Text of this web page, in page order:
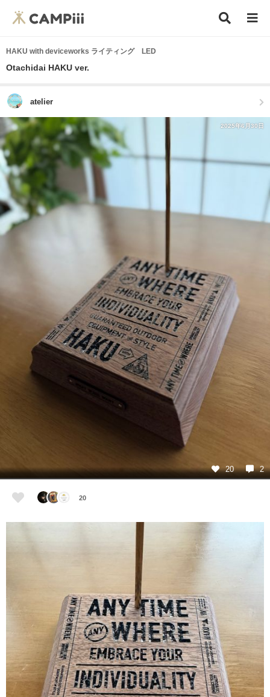
HAKU with deviceworks ライティング LED
Otachidai HAKU ver.
atelier
2025年6月30日
20 2
20